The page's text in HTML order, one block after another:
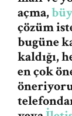
açma,
çözüm
bugüne
kaldığı,
en çok